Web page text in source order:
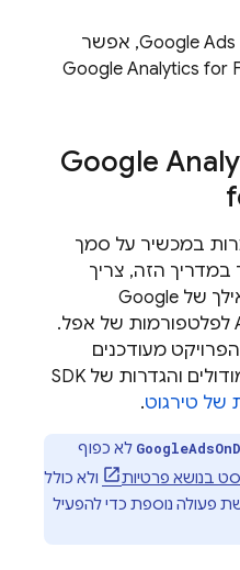
אחרי שקישרתם את חשבון Google Ads, אפשר
Google Analytics for
Google
במכשיר על סמך
במדריך הזה, צריך
Google
for Firebase SDK לפלטפורמות של אפל.
מעודכנים
בהתאם. מידע מפורט על מודולים והגדרות של SDK
של טירגוט.
לא כפוף
ולא כולל
פעולה נוספת כדי להפעיל